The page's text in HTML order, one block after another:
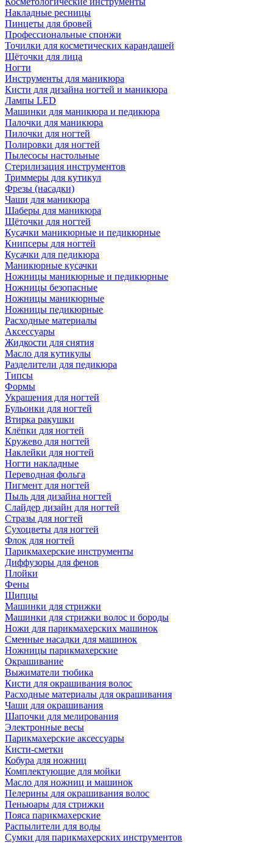
Накладные ресницы
Пинцеты для бровей
Профессиональные спонжи
Точилки для косметических карандашей
Щёточки для лица
Ногти
Инструменты для маникюра
Кисти для дизайна ногтей и маникюра
Лампы LED
Машинки для маникюра и педикюра
Палочки для маникюра
Пилочки для ногтей
Полировки для ногтей
Пылесосы настольные
Стерилизация инструментов
Триммеры для кутикул
Фрезы (насадки)
Чаши для маникюра
Шаберы для маникюра
Щёточки для ногтей
Кусачки маникюрные и педикюрные
Книпсеры для ногтей
Кусачки для педикюра
Маникюрные кусачки
Ножницы маникюрные и педикюрные
Ножницы безопасные
Ножницы маникюрные
Ножницы педикюрные
Расходные материалы
Аксессуары
Жидкости для снятия
Масло для кутикулы
Разделители для педикюра
Типсы
Формы
Украшения для ногтей
Бульонки для ногтей
Втирка ракушки
Клёпки для ногтей
Кружево для ногтей
Наклейки для ногтей
Ногти накладные
Переводная фольга
Пигмент для ногтей
Пыль для дизайна ногтей
Слайдер дизайн для ногтей
Стразы для ногтей
Сухоцветы для ногтей
Флок для ногтей
Парикмахерские инструменты
Диффузоры для фенов
Плойки
Фены
Щипцы
Машинки для стрижки
Машинки для стрижки волос и бороды
Ножи для парикмахерских машинок
Сменные насадки для машинок
Ножницы парикмахерские
Окрашивание
Выжиматели тюбика
Кисти для окрашивания волос
Расходные материалы для окрашивания
Чаши для окрашивания
Шапочки для мелирования
Электронные весы
Парикмахерские аксессуары
Кисти-сметки
Кобура для ножниц
Комплектующие для мойки
Масло для ножниц и машинок
Пелерины для окрашивания волос
Пеньюары для стрижки
Пояса парикмахерские
Распылители для воды
Сумки для парикмахерских инструментов